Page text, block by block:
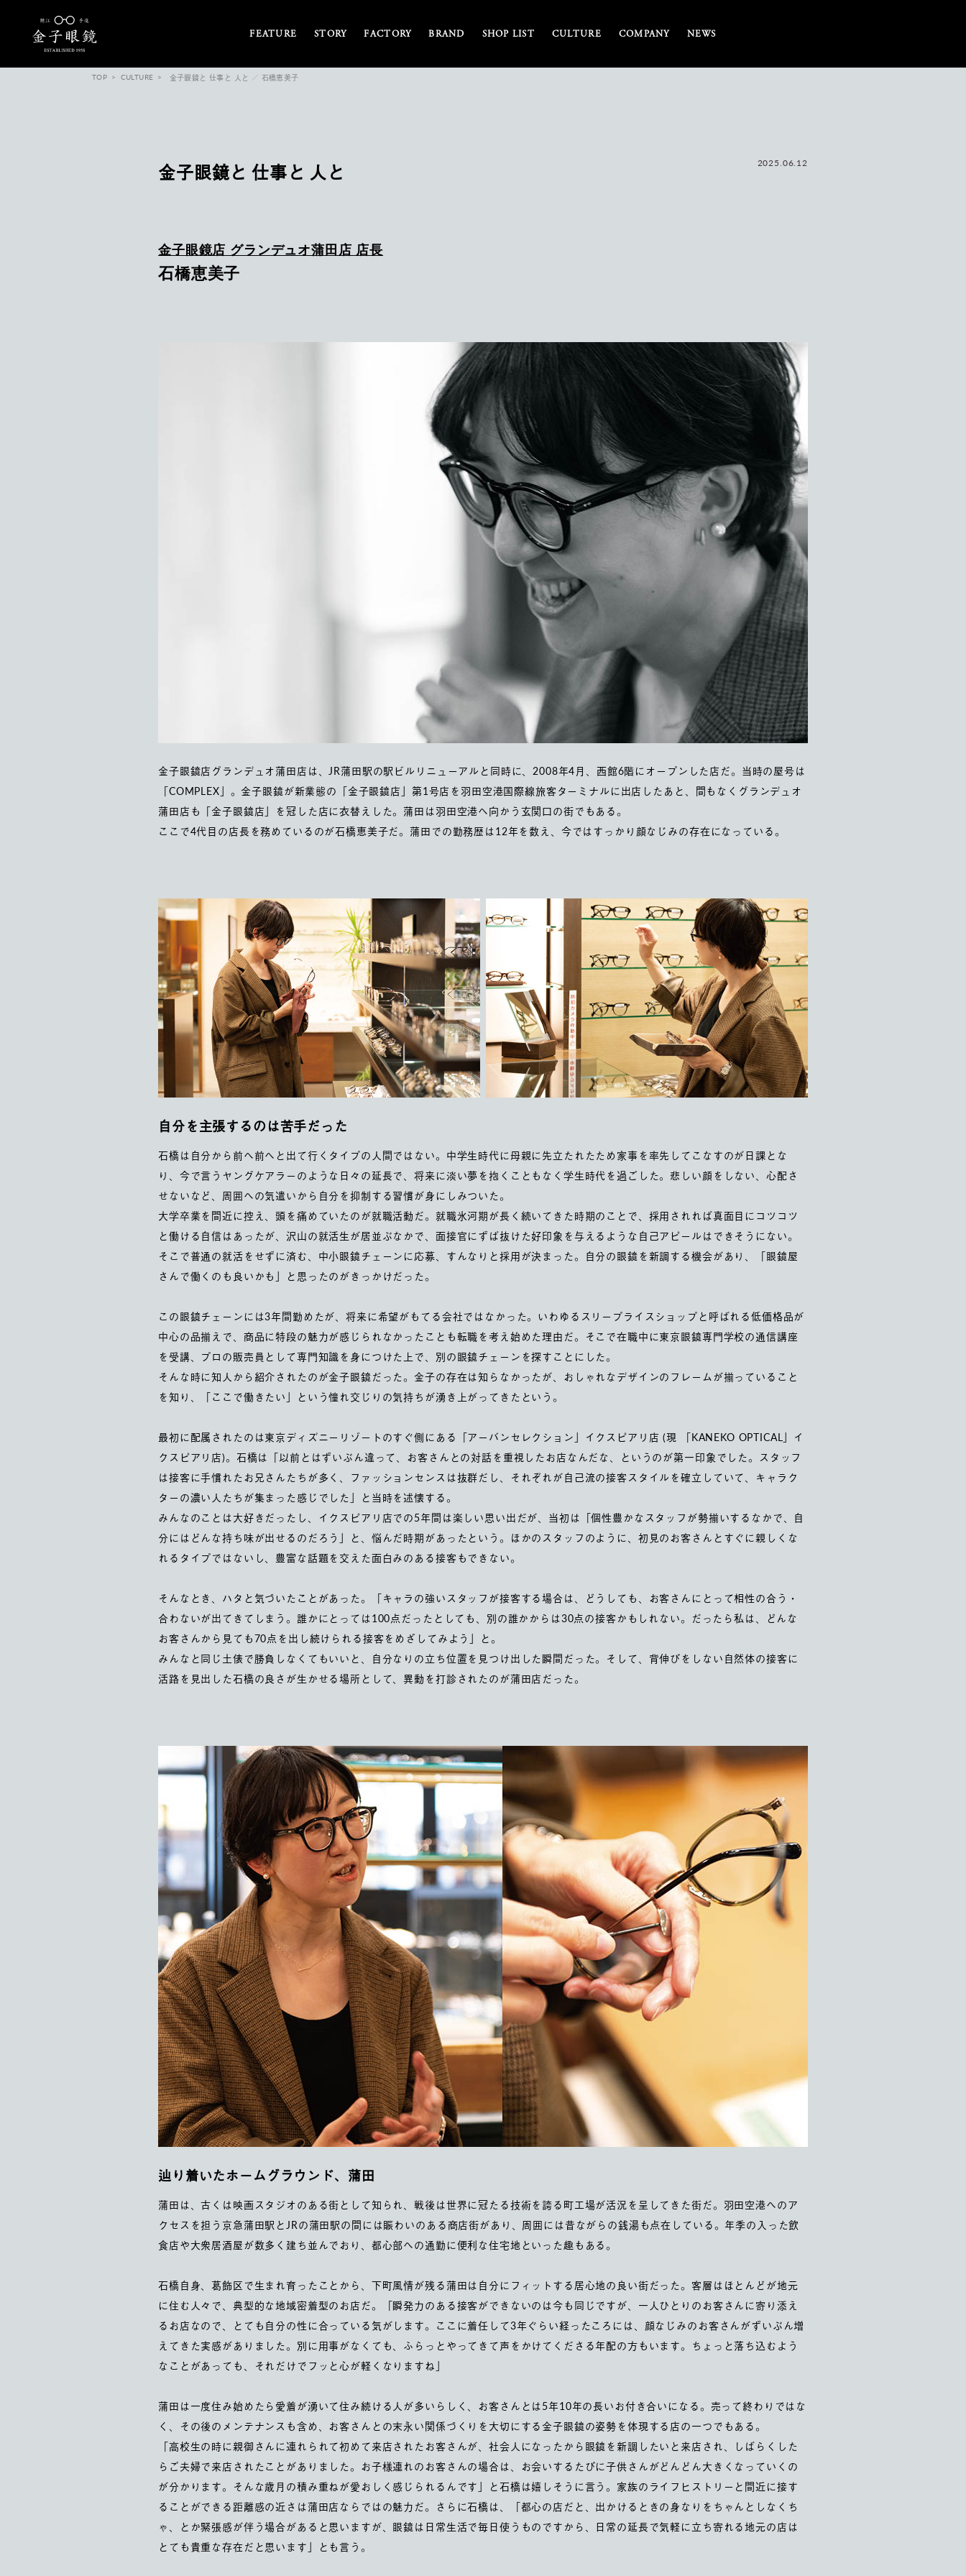
FEATURE STORY FACTORY BRAND SHOP LIST CULTURE COMPANY NEWS
TOP CULTURE 金子眼鏡と 仕事と 人と ／ 石橋恵美子
金子眼鏡と 仕事と 人と 2025.06.12
金子眼鏡店 グランデュオ蒲田店 店長
石橋恵美子
金子眼鏡店グランデュオ蒲田店は、JR蒲田駅の駅ビルリニューアルと同時に、2008年4月、西館6階にオープンした店だ。当時の屋号は
「COMPLEX」。金子眼鏡が新業態の「金子眼鏡店」第1号店を羽田空港国際線旅客ターミナルに出店したあと、間もなくグランデュオ
蒲田店も「金子眼鏡店」を冠した店に衣替えした。蒲田は羽田空港へ向かう玄関口の街でもある。
ここで4代目の店長を務めているのが石橋恵美子だ。蒲田での勤務歴は12年を数え、今ではすっかり顔なじみの存在になっている。
自分を主張するのは苦手だった
石橋は自分から前へ前へと出て行くタイプの人間ではない。中学生時代に母親に先立たれたため家事を率先してこなすのが日課とな
り、今で言うヤングケアラーのような日々の延長で、将来に淡い夢を抱くこともなく学生時代を過ごした。悲しい顔をしない、心配さ
せないなど、周囲への気遣いから自分を抑制する習慣が身にしみついた。
大学卒業を間近に控え、頭を痛めていたのが就職活動だ。就職氷河期が長く続いてきた時期のことで、採用されれば真面目にコツコツ
と働ける自信はあったが、沢山の就活生が居並ぶなかで、面接官にずば抜けた好印象を与えるような自己アピールはできそうにない。
そこで普通の就活をせずに済む、中小眼鏡チェーンに応募、すんなりと採用が決まった。自分の眼鏡を新調する機会があり、「眼鏡屋
さんで働くのも良いかも」と思ったのがきっかけだった。
この眼鏡チェーンには3年間勤めたが、将来に希望がもてる会社ではなかった。いわゆるスリープライスショップと呼ばれる低価格品が
中心の品揃えで、商品に特段の魅力が感じられなかったことも転職を考え始めた理由だ。そこで在職中に東京眼鏡専門学校の通信講座
を受講、プロの販売員として専門知識を身につけた上で、別の眼鏡チェーンを探すことにした。
そんな時に知人から紹介されたのが金子眼鏡だった。金子の存在は知らなかったが、おしゃれなデザインのフレームが揃っていること
を知り、「ここで働きたい」という憧れ交じりの気持ちが湧き上がってきたという。
最初に配属されたのは東京ディズニーリゾートのすぐ側にある「アーバンセレクション」イクスピアリ店 (現 「KANEKO OPTICAL」イ
クスピアリ店)。石橋は「以前とはずいぶん違って、お客さんとの対話を重視したお店なんだな、というのが第一印象でした。スタッフ
は接客に手慣れたお兄さんたちが多く、ファッションセンスは抜群だし、それぞれが自己流の接客スタイルを確立していて、キャラク
ターの濃い人たちが集まった感じでした」と当時を述懐する。
みんなのことは大好きだったし、イクスピアリ店での5年間は楽しい思い出だが、当初は「個性豊かなスタッフが勢揃いするなかで、自
分にはどんな持ち味が出せるのだろう」と、悩んだ時期があったという。ほかのスタッフのように、初見のお客さんとすぐに親しくな
れるタイプではないし、豊富な話題を交えた面白みのある接客もできない。
そんなとき、ハタと気づいたことがあった。「キャラの強いスタッフが接客する場合は、どうしても、お客さんにとって相性の合う・
合わないが出てきてしまう。誰かにとっては100点だったとしても、別の誰かからは30点の接客かもしれない。だったら私は、どんな
お客さんから見ても70点を出し続けられる接客をめざしてみよう」と。
みんなと同じ土俵で勝負しなくてもいいと、自分なりの立ち位置を見つけ出した瞬間だった。そして、背伸びをしない自然体の接客に
活路を見出した石橋の良さが生かせる場所として、異動を打診されたのが蒲田店だった。
辿り着いたホームグラウンド、蒲田
蒲田は、古くは映画スタジオのある街として知られ、戦後は世界に冠たる技術を誇る町工場が活況を呈してきた街だ。羽田空港へのア
クセスを担う京急蒲田駅とJRの蒲田駅の間には賑わいのある商店街があり、周囲には昔ながらの銭湯も点在している。年季の入った飲
食店や大衆居酒屋が数多く建ち並んでおり、都心部への通勤に便利な住宅地といった趣もある。
石橋自身、葛飾区で生まれ育ったことから、下町風情が残る蒲田は自分にフィットする居心地の良い街だった。客層はほとんどが地元
に住む人々で、典型的な地域密着型のお店だ。「瞬発力のある接客ができないのは今も同じですが、一人ひとりのお客さんに寄り添え
るお店なので、とても自分の性に合っている気がします。ここに着任して3年ぐらい経ったころには、顔なじみのお客さんがずいぶん増
えてきた実感がありました。別に用事がなくても、ふらっとやってきて声をかけてくださる年配の方もいます。ちょっと落ち込むよう
なことがあっても、それだけでフッと心が軽くなりますね」
蒲田は一度住み始めたら愛着が湧いて住み続ける人が多いらしく、お客さんとは5年10年の長いお付き合いになる。売って終わりではな
く、その後のメンテナンスも含め、お客さんとの末永い関係づくりを大切にする金子眼鏡の姿勢を体現する店の一つでもある。
「高校生の時に親御さんに連れられて初めて来店されたお客さんが、社会人になったから眼鏡を新調したいと来店され、しばらくした
らご夫婦で来店されたことがありました。お子様連れのお客さんの場合は、お会いするたびに子供さんがどんどん大きくなっていくの
が分かります。そんな歳月の積み重ねが愛おしく感じられるんです」と石橋は嬉しそうに言う。家族のライフヒストリーと間近に接す
ることができる距離感の近さは蒲田店ならではの魅力だ。さらに石橋は、「都心の店だと、出かけるときの身なりをちゃんとしなくち
ゃ、とか緊張感が伴う場合があると思いますが、眼鏡は日常生活で毎日使うものですから、日常の延長で気軽に立ち寄れる地元の店は
とても貴重な存在だと思います」とも言う。